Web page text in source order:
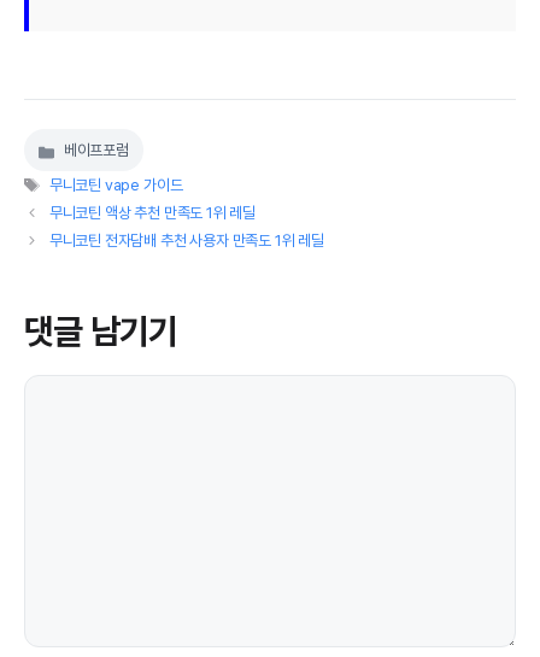
카
테
베이프포럼
태
그
무니코틴 vape 가이드
무니코틴 액상 추천 만족도 1위 레딜
무니코틴 전자담배 추천 사용자 만족도 1위 레딜
댓글 남기기
댓